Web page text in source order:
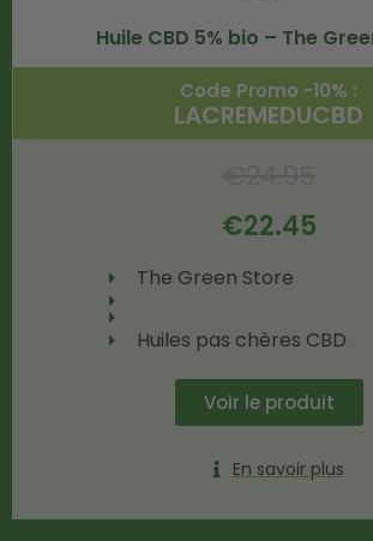
Huile CBD 5% bio – The
Code Promo -10% :
LACREMEDUCBD
€22.45
The Green Store
Huiles pas chères CBD
Voir le produit
En savoir plus